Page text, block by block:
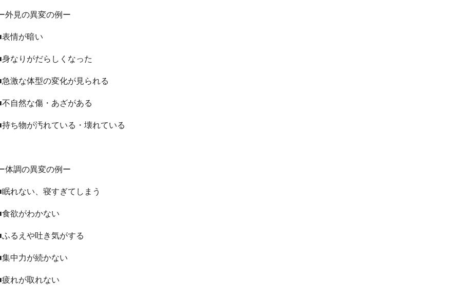
外見の異変の例ー
表情が暗い
身なりがだらしくなった
急激な体型の変化が見られる
不自然な傷・あざがある
持ち物が汚れている・壊れている
体調の異変の例ー
眠れない、寝すぎてしまう
食欲がわかない
ふるえや吐き気がする
集中力が続かない
疲れが取れない